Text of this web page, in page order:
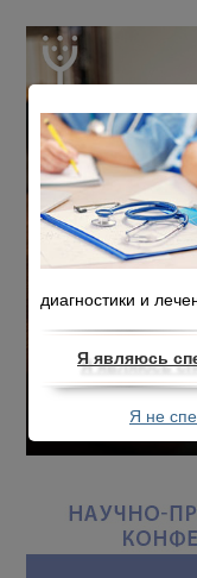
диагностики и
Я являюсь
Я не